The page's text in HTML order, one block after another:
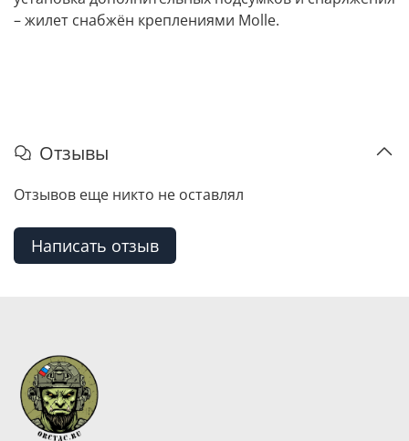
– жилет снабжён креплениями Molle.
Отзывы
Отзывов еще никто не оставлял
Написать отзыв